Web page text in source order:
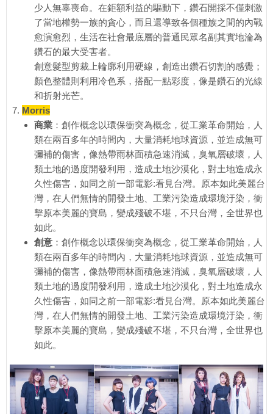
少人無辜喪命。在鉅額利益的驅動下，鑽石開採不僅刺激
了當地權勢一族的貪心，而且還導致各個種族之間的內戰
愈演愈烈，生活在社會最底層的普通民眾名副其實地淪為
鑽石的最大受害者。
創意髮型剪裁上輪廓利用硬線，創造出鑽石切割的感覺；
顏色整體則利用冷色系，搭配一點彩度，像是鑽石的光線
和折射光芒。
Morris
商業 ：創作概念以環保衝突為概念，從工業革命開始，人
類在兩百多年的時間內，大量消耗地球資源，並造成無可
彌補的傷害，像熱帶雨林面積急速消滅，臭氧層破壞，人
類土地的過度開發利用，造成土地沙漠化，對土地造成永
久性傷害，如同之前一部電影:看見台灣。原本如此美麗台
灣，在人們無情的開發土地、工業污染造成環境汙染，衝
擊原本美麗的寶島，變成殘破不堪，不只台灣，全世界也
如此。
創意 ：創作概念以環保衝突為概念，從工業革命開始，人
類在兩百多年的時間內，大量消耗地球資源，並造成無可
彌補的傷害，像熱帶雨林面積急速消滅，臭氧層破壞，人
類土地的過度開發利用，造成土地沙漠化，對土地造成永
久性傷害，如同之前一部電影:看見台灣。原本如此美麗台
灣，在人們無情的開發土地、工業污染造成環境汙染，衝
擊原本美麗的寶島，變成殘破不堪，不只台灣，全世界也
如此。